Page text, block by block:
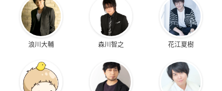
浪川大輔 森川智之 花江夏樹